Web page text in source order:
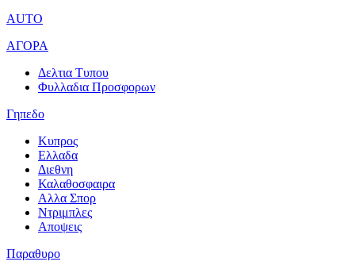
AUTO
ΑΓΟΡΑ
Δελτια Τυπου
Φυλλαδια Προσφορων
Γηπεδο
Κυπρος
Ελλαδα
Διεθνη
Καλαθοσφαιρα
Αλλα Σπορ
Ντριμπλες
Αποψεις
Παραθυρο